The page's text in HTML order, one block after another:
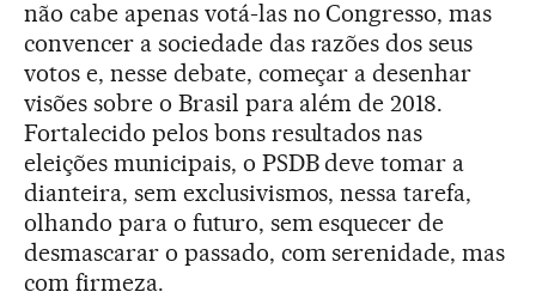
não cabe apenas votá-las no Congresso, mas
convencer a sociedade das razões dos seus
votos e, nesse debate, começar a desenhar
visões sobre o Brasil para além de 2018.
Fortalecido pelos bons resultados nas
eleições municipais, o PSDB deve tomar a
dianteira, sem exclusivismos, nessa tarefa,
olhando para o futuro, sem esquecer de
desmascarar o passado, com serenidade, mas
com firmeza.